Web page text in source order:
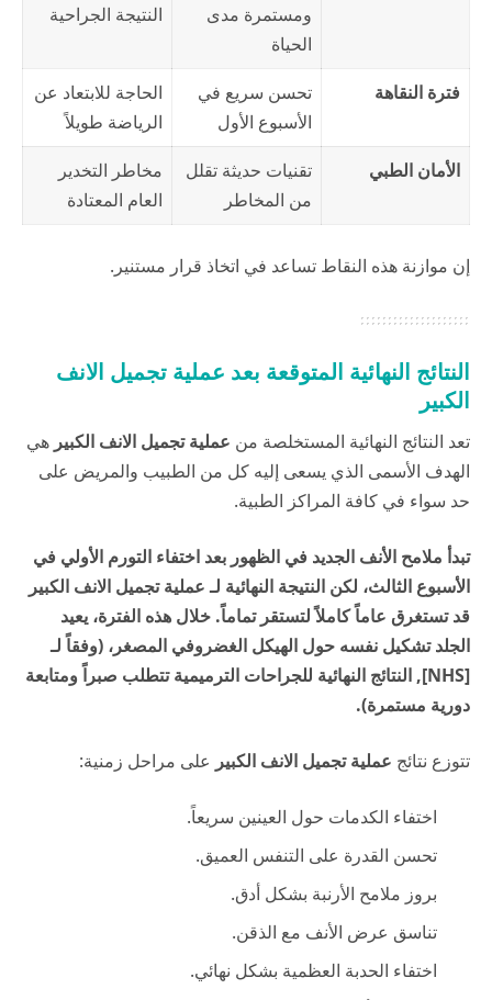
ومستمرة مدى
الحياة
النتيجة الجراحية
فترة النقاهة
تحسن سريع في
الأسبوع الأول
الحاجة للابتعاد عن
الرياضة طويلاً
الأمان الطبي
تقنيات حديثة تقلل
من المخاطر
مخاطر التخدير
العام المعتادة
إن موازنة هذه النقاط تساعد في اتخاذ قرار مستنير.
النتائج النهائية المتوقعة بعد عملية تجميل الانف
الكبير
تعد النتائج النهائية المستخلصة من عملية تجميل الانف الكبير هي
الهدف الأسمى الذي يسعى إليه كل من الطبيب والمريض على
حد سواء في كافة المراكز الطبية.
تبدأ ملامح الأنف الجديد في الظهور بعد اختفاء التورم الأولي في
الأسبوع الثالث، لكن النتيجة النهائية لـ عملية تجميل الانف الكبير
قد تستغرق عاماً كاملاً لتستقر تماماً. خلال هذه الفترة، يعيد
الجلد تشكيل نفسه حول الهيكل الغضروفي المصغر، (وفقاً لـ
[NHS], النتائج النهائية للجراحات الترميمية تتطلب صبراً ومتابعة
دورية مستمرة).
تتوزع نتائج عملية تجميل الانف الكبير على مراحل زمنية:
اختفاء الكدمات حول العينين سريعاً.
تحسن القدرة على التنفس العميق.
بروز ملامح الأرنبة بشكل أدق.
تناسق عرض الأنف مع الذقن.
اختفاء الحدبة العظمية بشكل نهائي.